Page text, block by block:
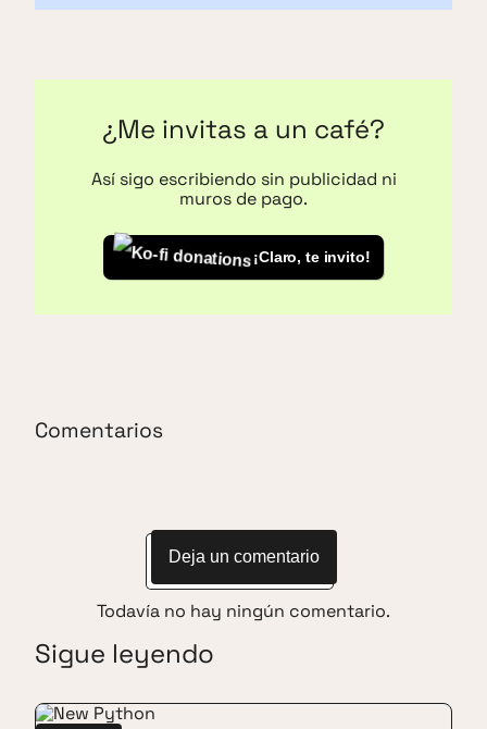
¿Me invitas a un café?
Así sigo escribiendo sin publicidad ni
muros de pago.
¡Claro, te invito!
Comentarios
Deja un comentario
Todavía no hay ningún comentario.
Sigue leyendo